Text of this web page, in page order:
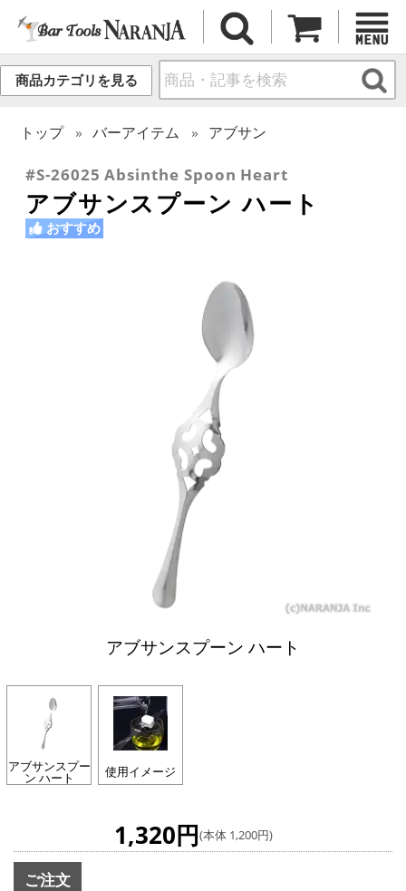
商品カテゴリを見る
トップ バーアイテム アブサン
#S-26025 Absinthe Spoon Heart
アブサンスプーン ハート
おすすめ
アブサンスプーン ハート
アブサンスプー
ン ハート 使用イメージ
1,320円(本体 1,200円)
ご注文